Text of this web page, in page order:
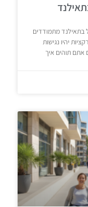
מתמודדים
יהיו נגישות
תוהים איך